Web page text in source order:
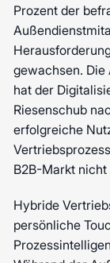
Prozent der
gewachsen.
hat der
Riesenschub
erfolgreiche
B2B-Markt nicht
Hybride
persönliche